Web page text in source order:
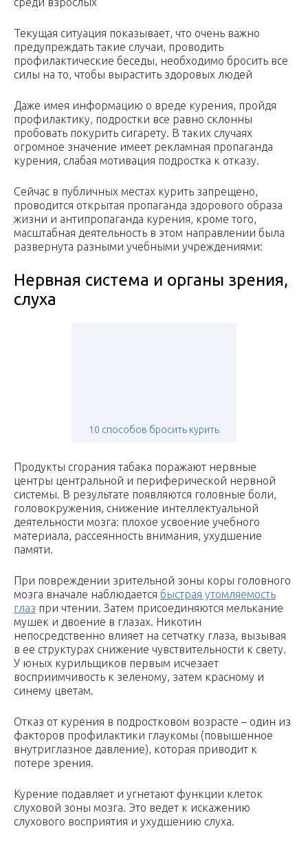
Текущая ситуация показывает, что очень важно
предупреждать такие случаи, проводить
профилактические беседы, необходимо бросить все
силы на то, чтобы вырастить здоровых людей
Даже имея информацию о вреде курения, пройдя
профилактику, подростки все равно склонны
пробовать покурить сигарету. В таких случаях
огромное значение имеет рекламная пропаганда
курения, слабая мотивация подростка к отказу.
Сейчас в публичных местах курить запрещено,
проводится открытая пропаганда здорового образа
жизни и антипропаганда курения, кроме того,
масштабная деятельность в этом направлении была
развернута разными учебными учреждениями:
Нервная система и органы зрения,
слуха
10 способов бросить курить
Продукты сгорания табака поражают нервные
центры центральной и периферической нервной
системы. В результате появляются головные боли,
головокружения, снижение интеллектуальной
деятельности мозга: плохое усвоение учебного
материала, рассеянность внимания, ухудшение
памяти.
При повреждении зрительной зоны коры головного
мозга вначале наблюдается быстрая утомляемость
глаз при чтении. Затем присоединяются мелькание
мушек и двоение в глазах. Никотин
непосредственно влияет на сетчатку глаза, вызывая
в ее структурах снижение чувствительности к свету.
У юных курильщиков первым исчезает
восприимчивость к зеленому, затем красному и
синему цветам.
Отказ от курения в подростковом возрасте – один из
факторов профилактики глаукомы (повышенное
внутриглазное давление), которая приводит к
потере зрения.
Курение подавляет и угнетают функции клеток
слуховой зоны мозга. Это ведет к искажению
слухового восприятия и ухудшению слуха.